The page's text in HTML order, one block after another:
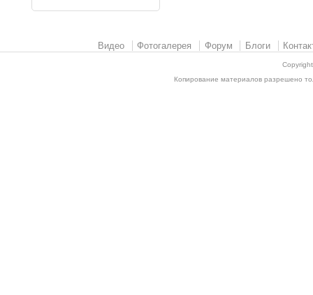
Видео Фотогалерея Форум Блоги
Копирование материалов разрешено